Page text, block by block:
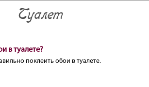
Туалет
в туалете?
поклеить обои в туалете.